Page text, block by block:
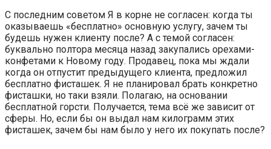
С последним советом Я в корне не согласен: когда ты
оказываешь «бесплатно» основную услугу, зачем ты
будешь нужен клиенту после? А с темой согласен:
буквально полтора месяца назад закупались орехами-
конфетами к Новому году. Продавец, пока мы ждали
когда он отпустит предыдущего клиента, предложил
бесплатно фисташек. Я не планировал брать конкретно
фисташки, но таки взяли. Полагаю, на основании
бесплатной горсти. Получается, тема всё же зависит от
сферы. Но, если бы он выдал нам килограмм этих
фисташек, зачем бы нам было у него их покупать после?